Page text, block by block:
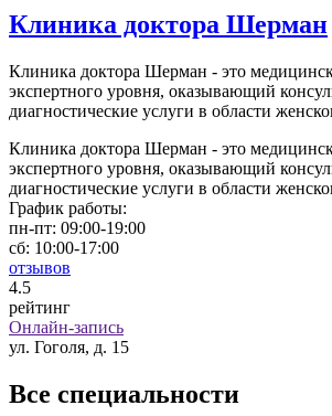
Клиника доктора Шерман
Клиника доктора Шерман - это
экспертного уровня, оказывающий
диагностические услуги в области
Клиника доктора Шерман - это
экспертного уровня, оказывающий
диагностические услуги в области
График работы:
пн-пт: 09:00-19:00
сб: 10:00-17:00
отзывов
4.5
рейтинг
Онлайн-запись
ул. Гоголя, д. 15
Все специальности